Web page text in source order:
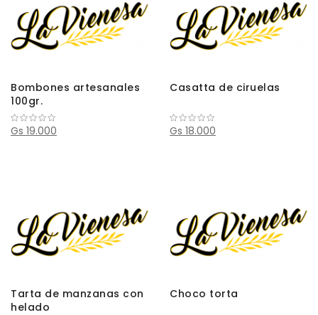
Bombones artesanales
100gr.
Gs 19.000
Casatta de ciruelas
Gs 18.000
Tarta de manzanas con
helado
Choco torta